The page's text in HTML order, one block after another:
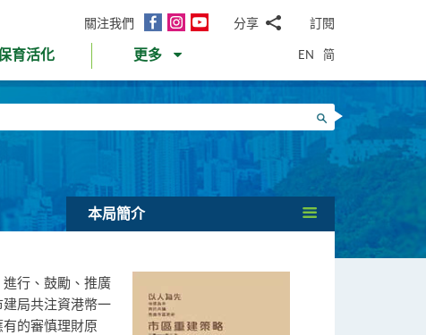
關注我們
面
InstagramYouTube分享
郵WhatsApp
微
信
面
書Twitter
LinkedIn
微
訂閱
育活化 更多 EN 简
搜尋
本局簡介
行、鼓勵、推廣
局共注資港幣一
的審慎理財原